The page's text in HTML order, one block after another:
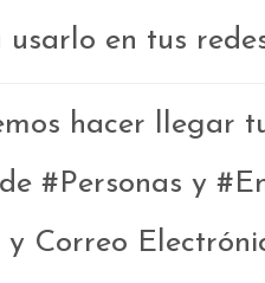
en tus
hacer llegar
#Personas y
y Correo